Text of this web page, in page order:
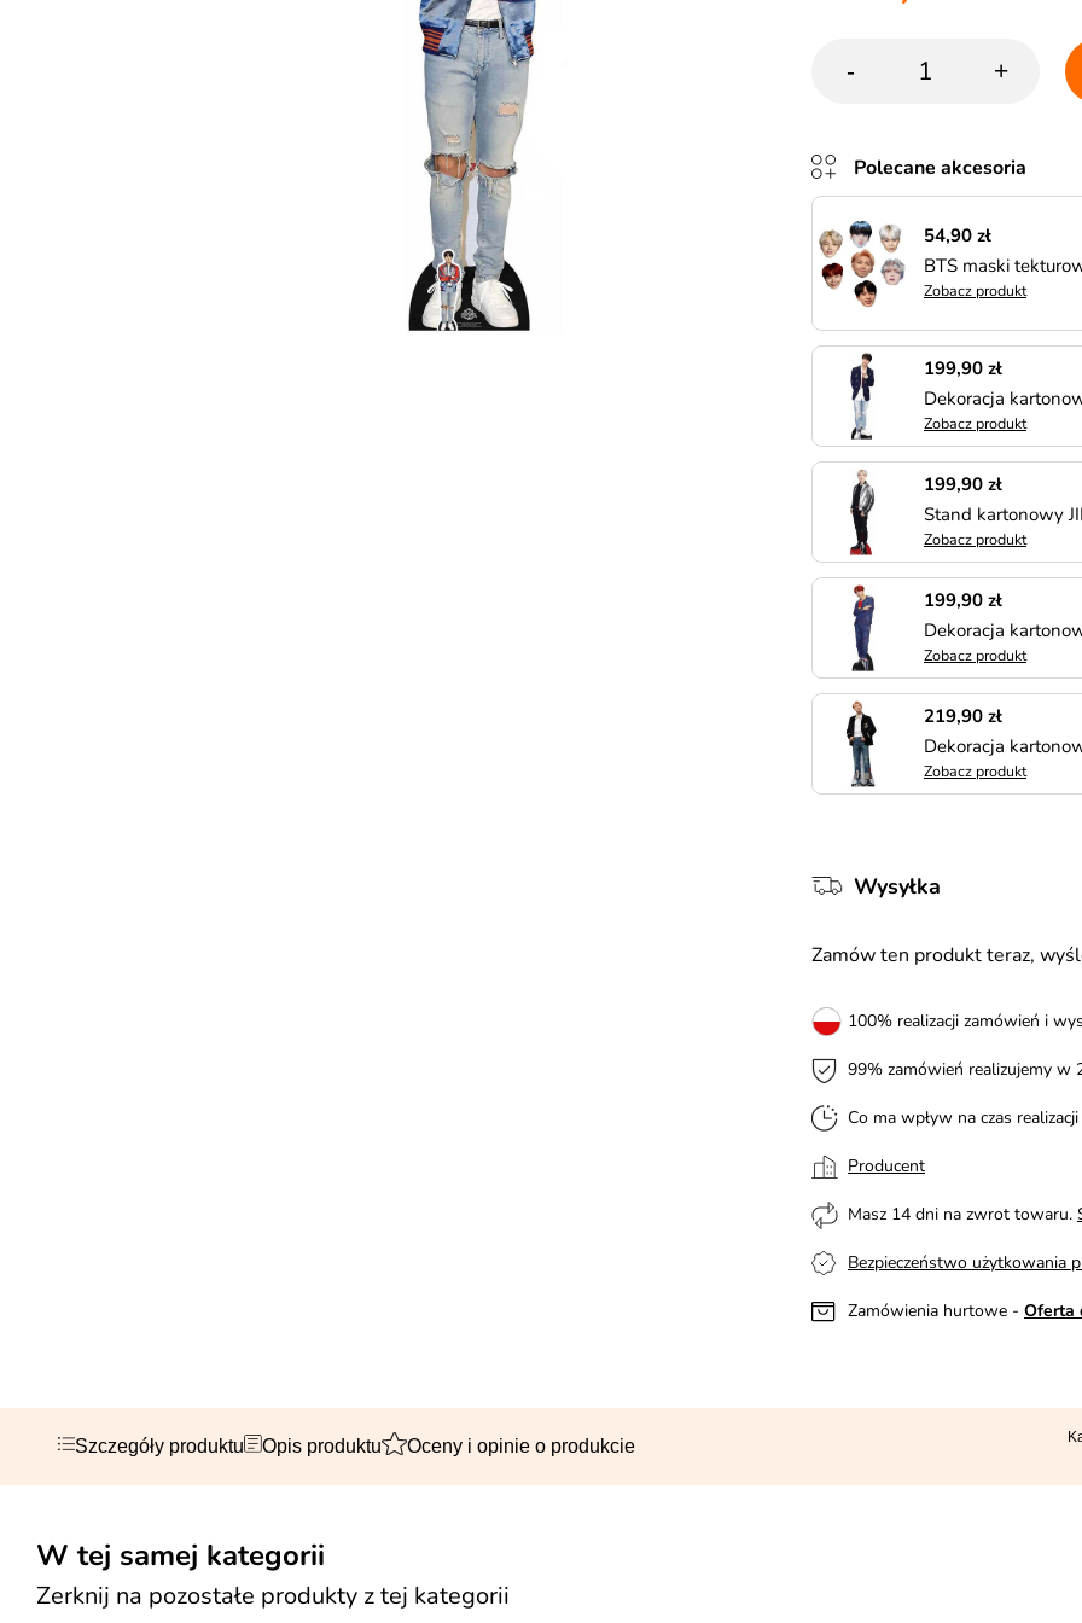
- +
Polecane akcesoria
54,90 zł
BTS maski
Zobacz produkt
199,90 zł
Dekoracja
Zobacz produkt
199,90 zł
Stand kartonowy
Zobacz produkt
199,90 zł
Dekoracja
Zobacz produkt
219,90 zł
Dekoracja
Zobacz produkt
Wysyłka
Zamów ten produkt teraz,
100% realizacji zamówień i
99% zamówień realizujemy w
Co ma wpływ na czas
Producent
Masz 14 dni na zwrot towaru.
Bezpieczeństwo użytkowania
Zamówienia hurtowe - Oferta
Szczegóły produktu Opis produktu Oceny i opinie o produkcie
W tej samej kategorii
Zerknij na pozostałe produkty z tej kategorii